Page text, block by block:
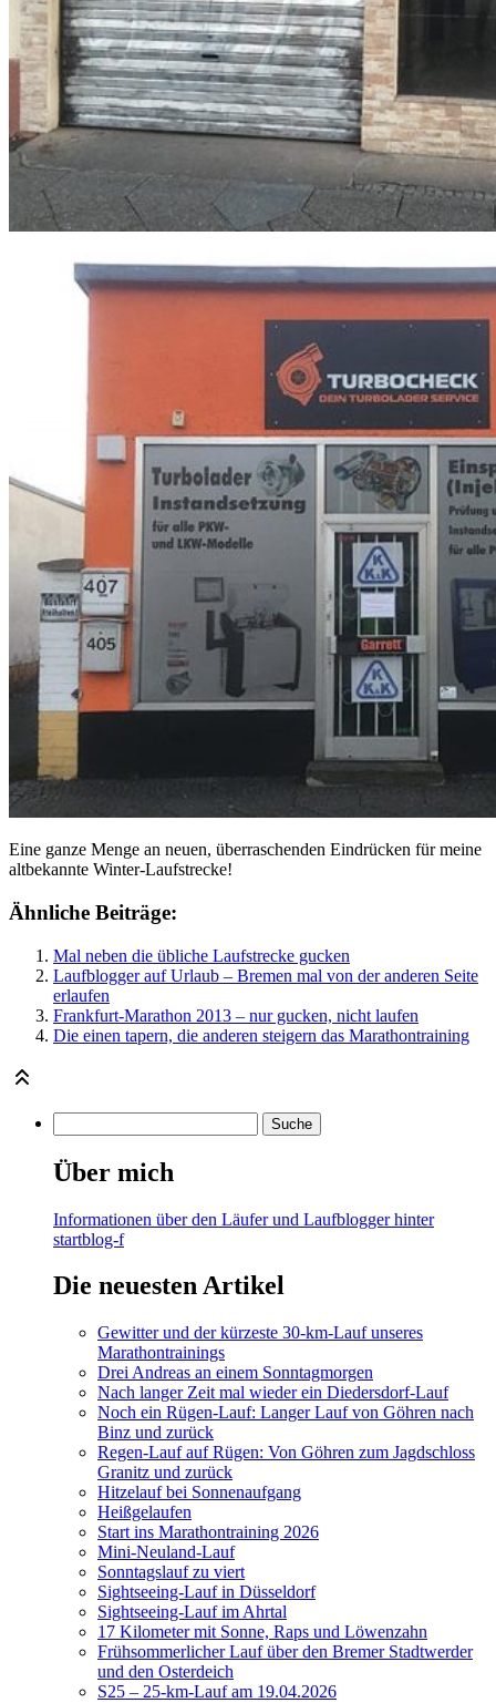
Eine ganze Menge an neuen, überraschenden Eindrücken für meine
altbekannte Winter-Laufstrecke!
Ähnliche Beiträge:
Mal neben die übliche Laufstrecke gucken
Laufblogger auf Urlaub – Bremen mal von der anderen Seite
erlaufen
Frankfurt-Marathon 2013 – nur gucken, nicht laufen
Die einen tapern, die anderen steigern das Marathontraining
Über mich
Informationen über den Läufer und Laufblogger hinter
startblog-f
Die neuesten Artikel
Gewitter und der kürzeste 30-km-Lauf unseres
Marathontrainings
Drei Andreas an einem Sonntagmorgen
Nach langer Zeit mal wieder ein Diedersdorf-Lauf
Noch ein Rügen-Lauf: Langer Lauf von Göhren nach
Binz und zurück
Regen-Lauf auf Rügen: Von Göhren zum Jagdschloss
Granitz und zurück
Hitzelauf bei Sonnenaufgang
Heißgelaufen
Start ins Marathontraining 2026
Mini-Neuland-Lauf
Sonntagslauf zu viert
Sightseeing-Lauf in Düsseldorf
Sightseeing-Lauf im Ahrtal
17 Kilometer mit Sonne, Raps und Löwenzahn
Frühsommerlicher Lauf über den Bremer Stadtwerder
und den Osterdeich
S25 – 25-km-Lauf am 19.04.2026